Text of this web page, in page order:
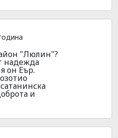
"Люлин"?
надежда
он Еър.
и